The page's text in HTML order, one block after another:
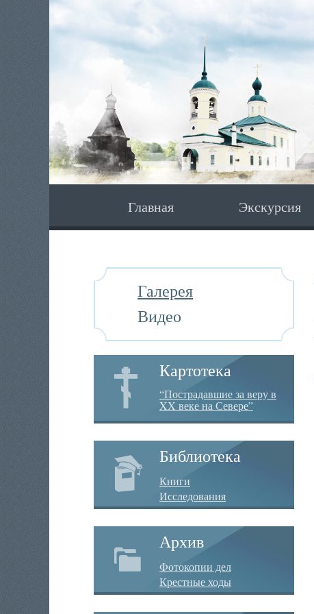
Главная Экскурсия
Галерея
Видео
Картотека
“Пострадавшие за веру в
XX веке на Севере”
Библиотека
Книги
Исследования
Архив
Фотокопии дел
Крестные ходы